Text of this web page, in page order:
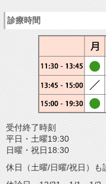
診療時間
受付終了時刻
平日・土曜19:30
日曜・祝日18:30
休日（土曜/日曜/祝日）も